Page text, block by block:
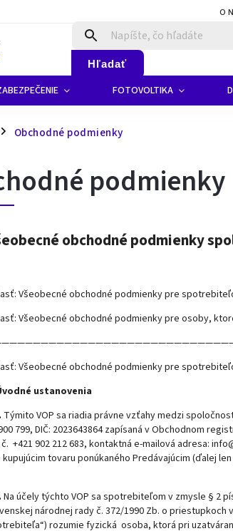
O
Hľadať
FOTOVOLTIKA
/ Obchodné podmienky
podmienky
obchodné podmienky
Všeobecné obchodné podmienky pre
Všeobecné obchodné podmienky pre osoby,
Všeobecné obchodné podmienky pre
ustanovenia
Týmito VOP sa riadia právne vzťahy medzi
799, DIČ: 2023643864 zapísaná v Obchodnom
+421 902 212 683, kontaktná e-mailová adresa:
kupujúcim tovaru ponúkaného Predávajúcim (ďalej
Na účely týchto VOP sa spotrebiteľom v zmysle § 2
národnej rady č. 372/1990 Zb. o
rozumie fyzická osoba, ktorá pri